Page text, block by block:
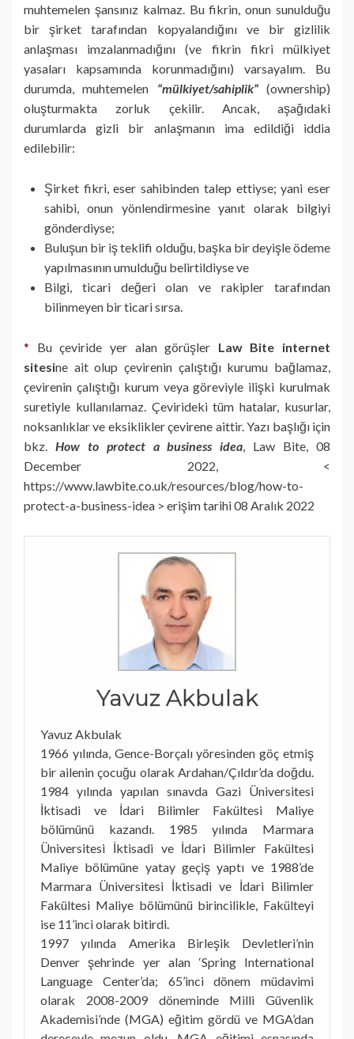
muhtemelen şansınız kalmaz. Bu fikrin, onun sunulduğu
bir şirket tarafından kopyalandığını ve bir gizlilik
anlaşması imzalanmadığını (ve fikrin fikri mülkiyet
yasaları kapsamında korunmadığını) varsayalım. Bu
durumda, muhtemelen “mülkiyet/sahiplik”(ownership)
oluşturmakta zorluk çekilir. Ancak, aşağıdaki
durumlarda gizli bir anlaşmanın ima edildiği iddia
edilebilir:
Şirket fikri, eser sahibinden talep ettiyse; yani eser
sahibi, onun yönlendirmesine yanıt olarak bilgiyi
gönderdiyse;
Buluşun bir iş teklifi olduğu, başka bir deyişle ödeme
yapılmasının umulduğu belirtildiyse ve
Bilgi, ticari değeri olan ve rakipler tarafından
bilinmeyen bir ticari sırsa.
* Bu çeviride yer alan görüşler Law Bite internet
sitesine ait olup çevirenin çalıştığı kurumu bağlamaz,
çevirenin çalıştığı kurum veya göreviyle ilişki kurulmak
suretiyle kullanılamaz. Çevirideki tüm hatalar, kusurlar,
noksanlıklar ve eksiklikler çevirene aittir. Yazı başlığı için
bkz. How to protect a business idea , Law Bite, 08
December 2022, <
https://www.lawbite.co.uk/resources/blog/how-to-
protect-a-business-idea > erişim tarihi 08 Aralık 2022
Yavuz Akbulak
Yavuz Akbulak
1966 yılında, Gence-Borçalı yöresinden göç etmiş
bir ailenin çocuğu olarak Ardahan/Çıldır’da doğdu.
1984 yılında yapılan sınavda Gazi Üniversitesi
İktisadi ve İdari Bilimler Fakültesi Maliye
bölümünü kazandı. 1985 yılında Marmara
Üniversitesi İktisadi ve İdari Bilimler Fakültesi
Maliye bölümüne yatay geçiş yaptı ve 1988’de
Marmara Üniversitesi İktisadi ve İdari Bilimler
Fakültesi Maliye bölümünü birincilikle, Fakülteyi
ise 11’inci olarak bitirdi.
1997 yılında Amerika Birleşik Devletleri’nin
Denver şehrinde yer alan ‘Spring International
Language Center’da; 65’inci dönem müdavimi
olarak 2008-2009 döneminde Milli Güvenlik
Akademisi’nde (MGA) eğitim gördü ve MGA’dan